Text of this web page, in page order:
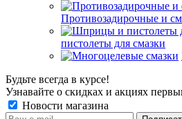
Противозадирочные и
пистолеты для смазки
Будьте всегда в курсе!
Узнавайте о скидках и акциях
Новости магазина